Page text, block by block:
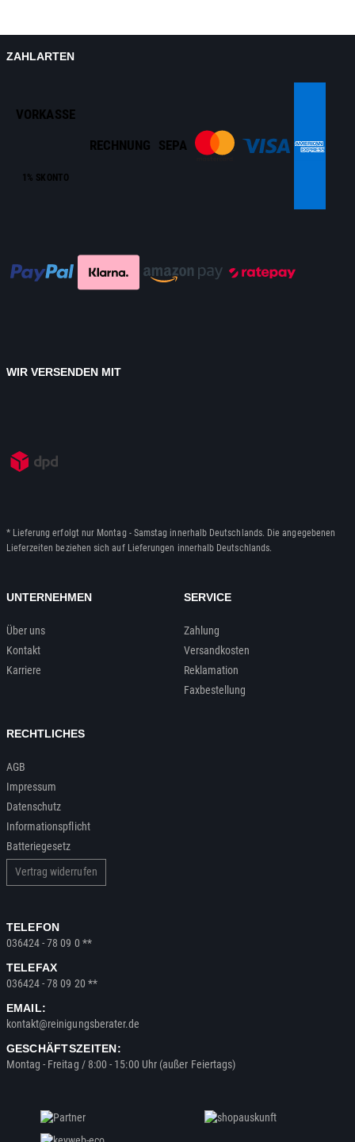
ZAHLARTEN
VORKASSE
1% SKONTO
RECHNUNG SEPA
WIR VERSENDEN MIT
* Lieferung erfolgt nur Montag - Samstag innerhalb Deutschlands. Die angegebenen
Lieferzeiten beziehen sich auf Lieferungen innerhalb Deutschlands.
UNTERNEHMEN
Über uns
Kontakt
Karriere
SERVICE
Zahlung
Versandkosten
Reklamation
Faxbestellung
RECHTLICHES
AGB
Impressum
Datenschutz
Informationspflicht
Batteriegesetz
Vertrag widerrufen
TELEFON
036424 - 78 09 0 **
TELEFAX
036424 - 78 09 20 **
EMAIL:
kontakt@reinigungsberater.de
GESCHÄFTSZEITEN:
Montag - Freitag / 8:00 - 15:00 Uhr (außer Feiertags)